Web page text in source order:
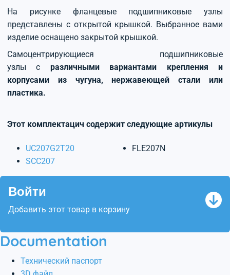
На рисунке фланцевые подшипниковые узлы
представлены с открытой крышкой. Выбранное вами
изделие оснащено закрытой крышкой.
Самоцентрирующиеся подшипниковые
узлы с различными вариантами крепления и
корпусами из чугуна, нержавеющей стали или
пластика.
Этот комплектацич содержит следующие артикулы
UC207G2T20
SCC207
FLE207N
Войти
Добавить этот товар в корзину
Documentation
Технический паспорт